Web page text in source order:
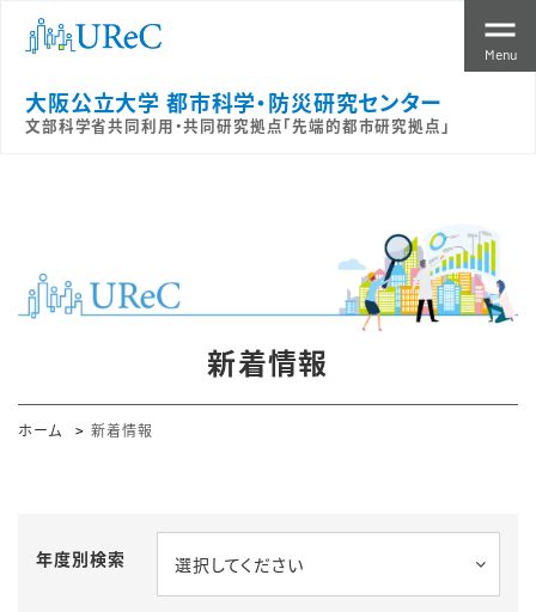
大阪公立大学 都市科学・防災研究センター
文部科学省共同利用・共同研究拠点「先端的都市研究拠点」
Menu
新着情報
ホーム 新着情報
年度別検索 選択してください